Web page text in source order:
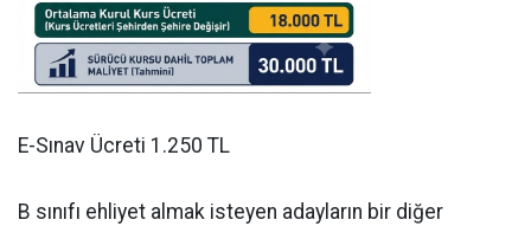
E-Sınav Ücreti 1.250 TL
B sınıfı ehliyet almak isteyen adayların bir diğer